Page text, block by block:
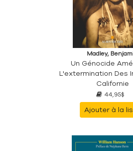
Madley,
Un Génocide
L'extermination Des
Californie
44,95$
Ajouter à la